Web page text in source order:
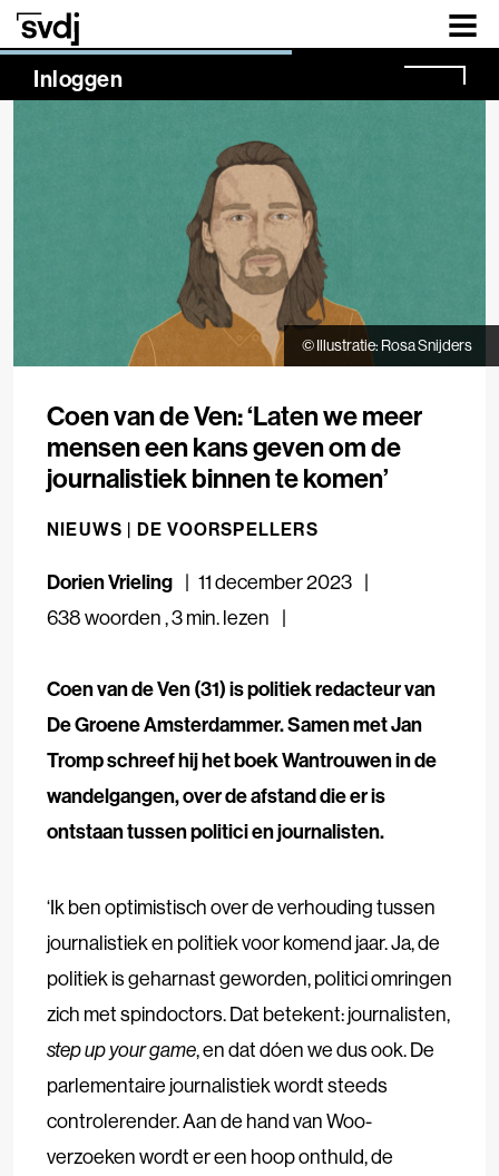
Naar hoofdinhoud
Inloggen
NaN%
© Illustratie: Rosa Snijders
Coen van de Ven: ‘Laten we meer
mensen een kans geven om de
journalistiek binnen te komen’
NIEUWS | DE VOORSPELLERS
Dorien Vrieling
11 december 2023
638 woorden,3 min. lezen
Coen van de Ven (31) is politiek redacteur van
De Groene Amsterdammer. Samen met Jan
Tromp schreef hij het boek Wantrouwen in de
wandelgangen, over de afstand die er is
ontstaan tussen politici en journalisten.
‘Ik ben optimistisch over de verhouding tussen
journalistiek en politiek voor komend jaar. Ja, de
politiek is geharnast geworden, politici omringen
zich met spindoctors. Dat betekent: journalisten,
step up your game, en dat dóen we dus ook. De
parlementaire journalistiek wordt steeds
controlerender. Aan de hand van Woo-
verzoeken wordt er een hoop onthuld, de